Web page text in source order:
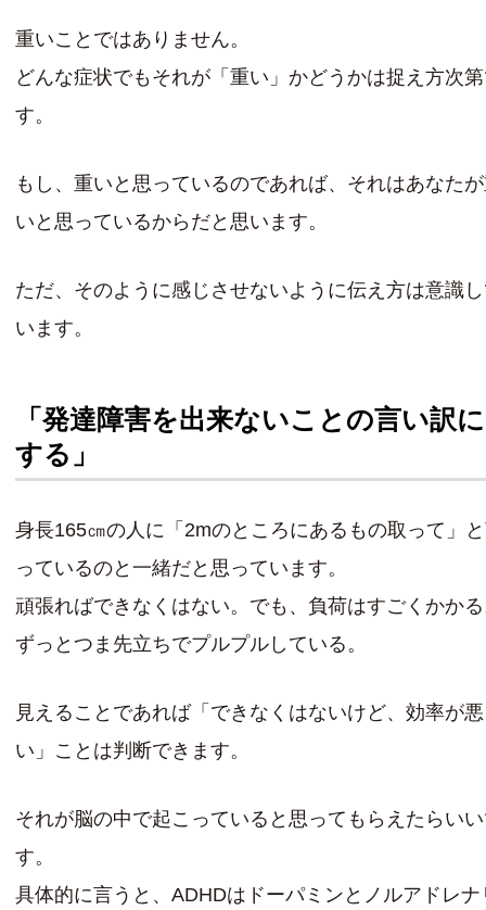
重いことではありません。
どんな症状でもそれが「重い」かどうかは捉え方次
す。
もし、重いと思っているのであれば、それはあなた
いと思っているからだと思います。
ただ、そのように感じさせないように伝え方は意識
います。
「発達障害を出来ないことの言い訳に
する」
身長165㎝の人に「2mのところにあるもの取って」
っているのと一緒だと思っています。
頑張ればできなくはない。でも、負荷はすごくかか
ずっとつま先立ちでプルプルしている。
見えることであれば「できなくはないけど、効率が悪
い」ことは判断できます。
それが脳の中で起こっていると思ってもらえたらい
す。
具体的に言うと、ADHDはドーパミンとノルアドレナ